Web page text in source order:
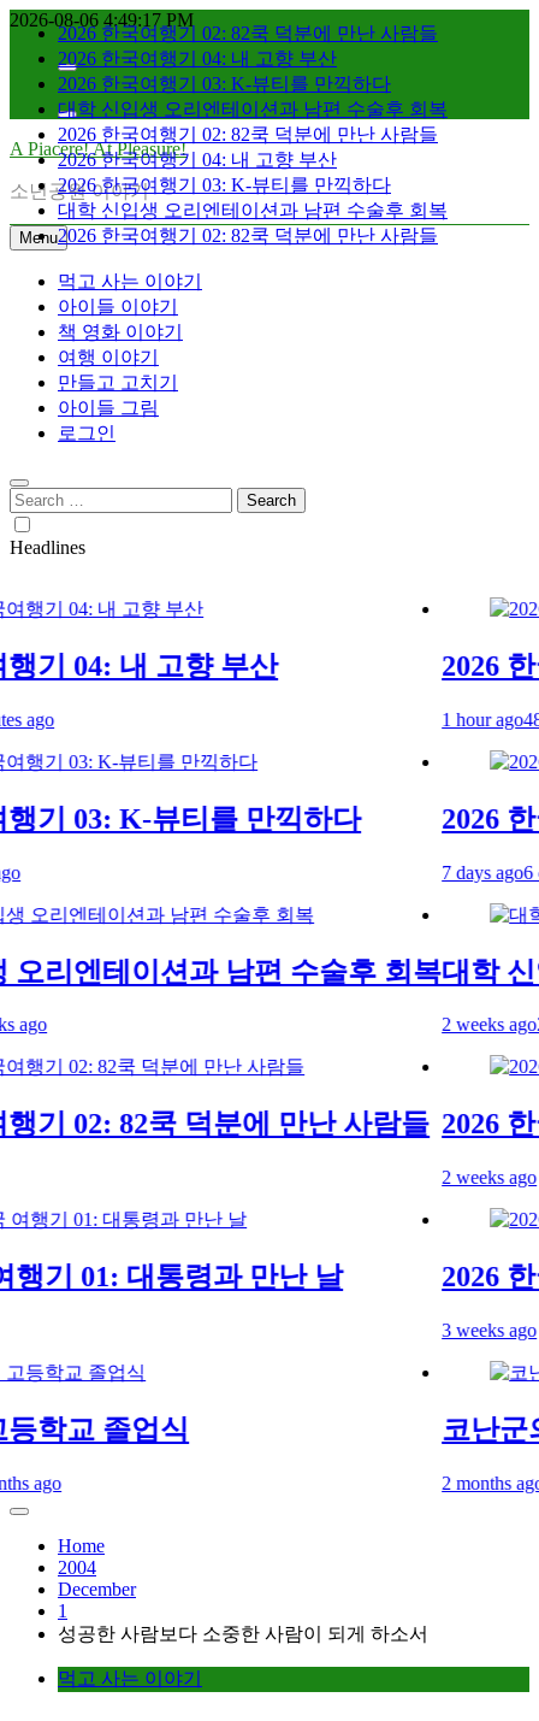
Skip
content
2026-08-06 4:49:18 PM
2026 한국여행기 02: 82쿡 덕분에 만난 사람들
2026 한국여행기 04: 내 고향 부산
2026 한국여행기 03: K-뷰티를 만끽하다
대학 신입생 오리엔테이션과 남편 수술후 회복
2026 한국여행기 02: 82쿡 덕분에 만난 사람들
2026 한국여행기 04: 내 고향 부산
2026 한국여행기 03: K-뷰티를 만끽하다
대학 신입생 오리엔테이션과 남편 수술후 회복
2026 한국여행기 02: 82쿡 덕분에 만난 사람들
A Piacere! At Pleasure!
소년공원 이야기
Menu
먹고 사는 이야기
아이들 이야기
책 영화 이야기
여행 이야기
만들고 고치기
아이들 그림
로그인
Search
for:
Headlines
04: 내 고향 부산
기 03: K-뷰티를 만끽하다
리엔테이션과 남편 수술후 회복
02: 82쿡 덕분에 만난 사람들
기 01: 대통령과 만난 날
교 졸업식
2026 한
1 hour ago48
2026 한
7 days ago6
대학 신
2 weeks ago2
2026 한
2 weeks ago
2026 한
3 weeks ago
코난군
2 months ago2
Home
2004
December
1
성공한 사람보다 소중한 사람이 되게 하소서
먹고 사는 이야기